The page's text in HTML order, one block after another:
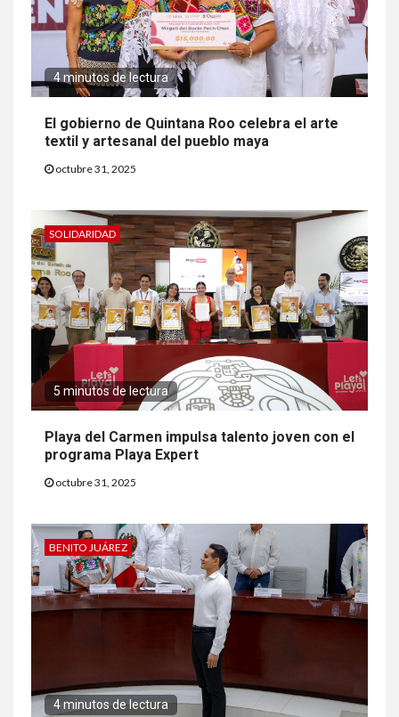
4 minutos de lectura
El gobierno de Quintana Roo celebra el arte
textil y artesanal del pueblo maya
octubre 31, 2025
SOLIDARIDAD
5 minutos de lectura
Playa del Carmen impulsa talento joven con el
programa Playa Expert
octubre 31, 2025
BENITO JUÁREZ
4 minutos de lectura